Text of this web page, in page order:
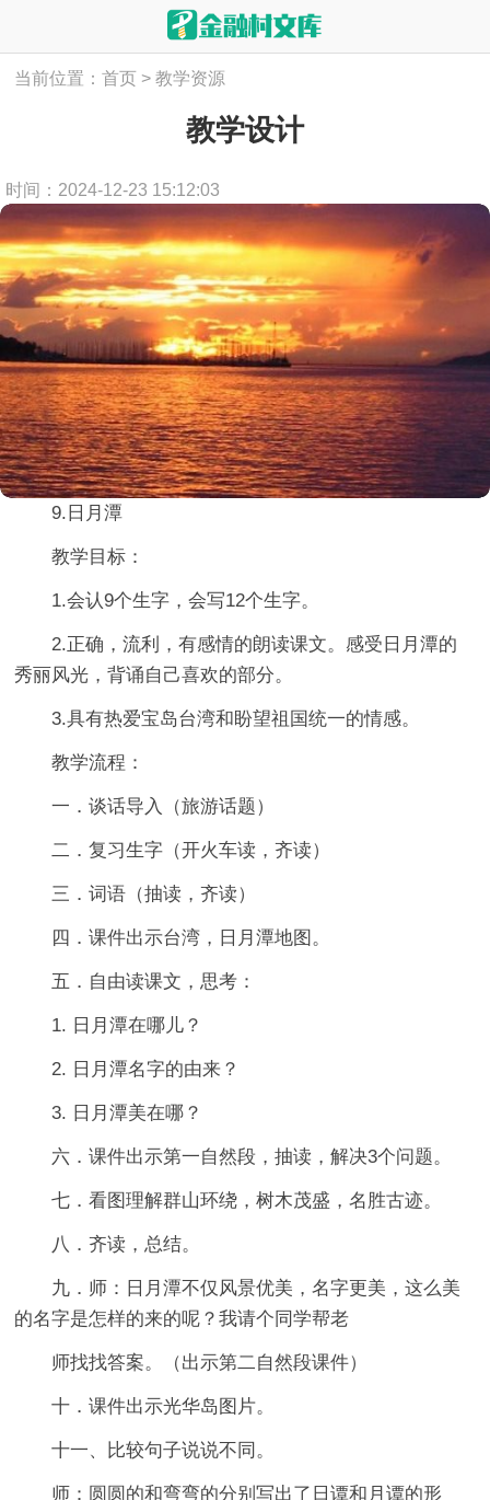
当前位置：首页 > 教学资源
教学设计
时间：2024-12-23 15:12:03
9.日月潭
教学目标：
1.会认9个生字，会写12个生字。
2.正确，流利，有感情的朗读课文。感受日月潭的
秀丽风光，背诵自己喜欢的部分。
3.具有热爱宝岛台湾和盼望祖国统一的情感。
教学流程：
一．谈话导入（旅游话题）
二．复习生字（开火车读，齐读）
三．词语（抽读，齐读）
四．课件出示台湾，日月潭地图。
五．自由读课文，思考：
1. 日月潭在哪儿？
2. 日月潭名字的由来？
3. 日月潭美在哪？
六．课件出示第一自然段，抽读，解决3个问题。
七．看图理解群山环绕，树木茂盛，名胜古迹。
八．齐读，总结。
九．师：日月潭不仅风景优美，名字更美，这么美
的名字是怎样的来的呢？我请个同学帮老
师找找答案。（出示第二自然段课件）
十．课件出示光华岛图片。
十一、比较句子说说不同。
师：圆圆的和弯弯的分别写出了日谭和月谭的形